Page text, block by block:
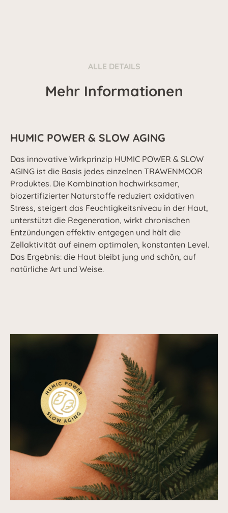
ALLE DETAILS
Mehr Informationen
HUMIC POWER & SLOW AGING
Das innovative Wirkprinzip HUMIC POWER & SLOW
AGING ist die Basis jedes einzelnen TRAWENMOOR
Produktes. Die Kombination hochwirksamer,
biozertifizierter Naturstoffe reduziert oxidativen
Stress, steigert das Feuchtigkeitsniveau in der Haut,
unterstützt die Regeneration, wirkt chronischen
Entzündungen effektiv entgegen und hält die
Zellaktivität auf einem optimalen, konstanten Level.
Das Ergebnis: die Haut bleibt jung und schön, auf
natürliche Art und Weise.